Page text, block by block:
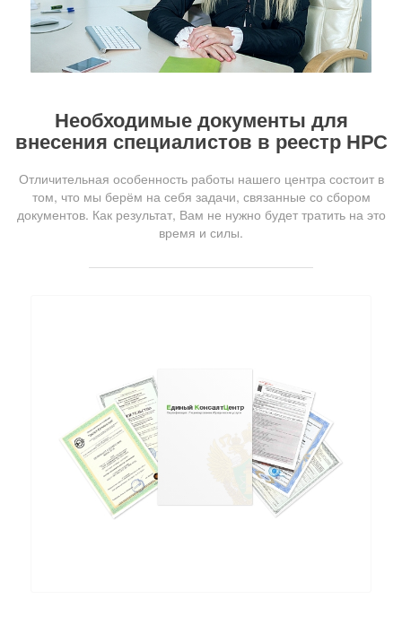
Необходимые документы для
внесения специалистов в реестр НРС
Отличительная особенность работы нашего центра состоит в
том, что мы берём на себя задачи, связанные со сбором
документов. Как результат, Вам не нужно будет тратить на это
время и силы.